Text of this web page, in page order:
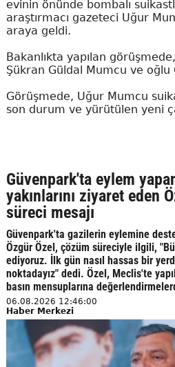
evinin önünde bombalı
araştırmacı gazeteci Uğur
araya geldi.
Bakanlıkta yapılan
Şükran Güldal Mumcu ve oğlu
Görüşmede, Uğur Mumcu
son durum ve yürütülen yeni
Güvenpark'ta eylem
yakınlarını ziyaret eden
süreci mesajı
Güvenpark'ta gazilerin eylemine
Özgür Özel, çözüm süreciyle ilgili,
ediyoruz. İlk gün nasıl hassas bir
noktadayız" dedi. Özel, Meclis'te
basın mensuplarına
06.08.2026 12:46:00
Haber Merkezi